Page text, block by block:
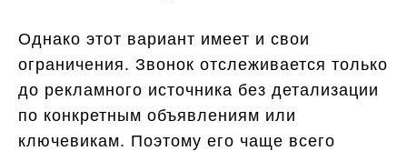
Однако этот вариант имеет и свои
ограничения. Звонок отслеживается только
до рекламного источника без детализации
по конкретным объявлениям или
ключевикам. Поэтому его чаще всего